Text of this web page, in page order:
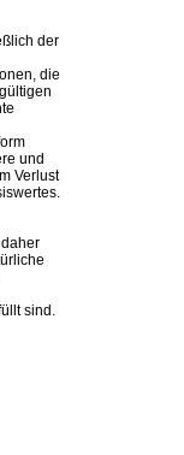
der
die
und
Verlust
sind.